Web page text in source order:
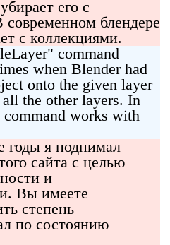
его с
блендере
с коллекциями.
command
when Blender had
onto the given layer
the other layers. In
works with
годы я поднимал
сайта с целью
и
Вы имеете
степень
по состоянию